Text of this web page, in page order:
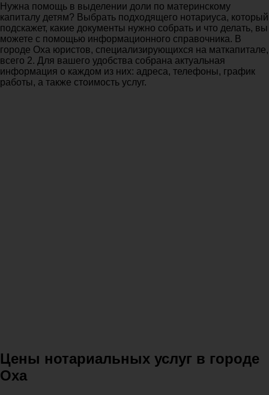
Нужна помощь в выделении доли по материнскому
капиталу детям? Выбрать подходящего нотариуса, который
подскажет, какие документы нужно собрать и что делать, вы
можете с помощью информационного справочника. В
городе Оха юристов, специализирующихся на маткапитале,
всего 2. Для вашего удобства собрана актуальная
информация о каждом из них: адреса, телефоны, график
работы, а также стоимость услуг.
Цены нотариальных услуг в городе
Оха